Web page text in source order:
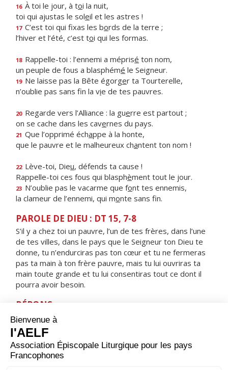
16 À toi le jour, à toi la nuit,
toi qui ajustas le soleil et les astres !
17 C’est toi qui fixas les bords de la terre ;
l’hiver et l’été, c’est toi qui les formas.
18 Rappelle-toi : l’ennemi a méprisé ton nom,
un peuple de fous a blasphémé le Seigneur.
19 Ne laisse pas la Bête égorger ta Tourterelle,
n’oublie pas sans fin la vie de tes pauvres.
20 Regarde vers l’Alliance : la guerre est partout ;
on se cache dans les cavernes du pays.
21 Que l’opprimé échappe à la honte,
que le pauvre et le malheureux chantent ton nom !
22 Lève-toi, Dieu, défends ta cause !
Rappelle-toi ces fous qui blasphèment tout le jour.
23 N’oublie pas le vacarme que font tes ennemis,
la clameur de l’ennemi, qui monte sans fin.
PAROLE DE DIEU : DT 15, 7-8
S’il y a chez toi un pauvre, l’un de tes frères, dans l’une
de tes villes, dans le pays que le Seigneur ton Dieu te
donne, tu n’endurciras pas ton cœur et tu ne fermeras
pas ta main à ton frère pauvre, mais tu lui ouvriras ta
main toute grande et tu lui consentiras tout ce dont il
pourra avoir besoin.
RÉPONS
V/Le Seigneur délivrera le pauvre qui l’appelle,
le pauvre dont il sauve la vie.
ORAISON
Dieu qui as révélé à l’Apôtre Pierre ta volonté de